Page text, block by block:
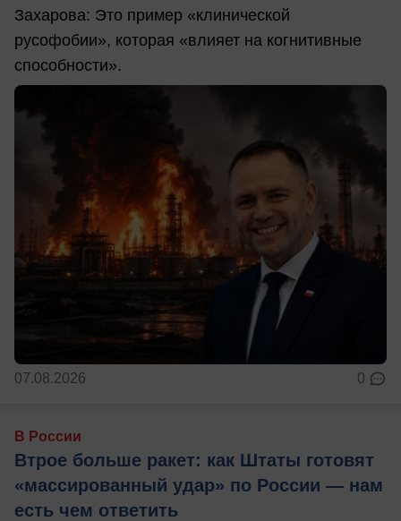
Захарова: Это пример «клинической
русофобии», которая «влияет на когнитивные
способности».
07.08.2026 0
В России
Втрое больше ракет: как Штаты готовят
«массированный удар» по России — нам
есть чем ответить